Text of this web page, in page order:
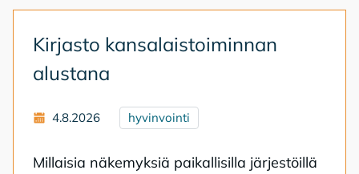
Kir­jas­to kan­sa­lais­toi­min­nan
alus­ta­na
4.8.2026 hyvinvointi
Mil­lai­sia nä­ke­myk­siä pai­kal­li­sil­la jär­jes­töil­lä